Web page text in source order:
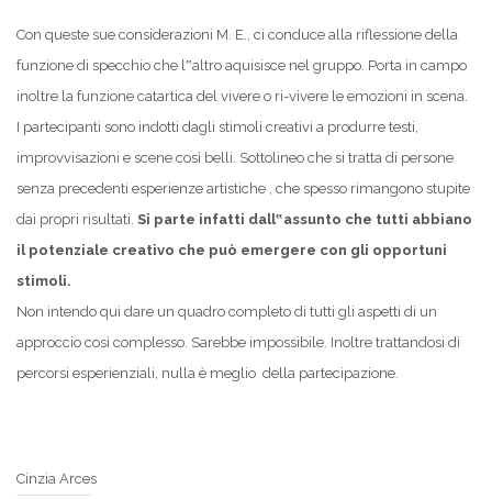
Con queste sue considerazioni M. E., ci conduce alla riflessione della
funzione di specchio che l‟altro aquisisce nel gruppo. Porta in campo
inoltre la funzione catartica del vivere o ri-vivere le emozioni in scena.
I partecipanti sono indotti dagli stimoli creativi a produrre testi,
improvvisazioni e scene così belli. Sottolineo che si tratta di persone
senza precedenti esperienze artistiche , che spesso rimangono stupite
dai propri risultati. Si parte infatti dall‟assunto che tutti abbiano
il potenziale creativo che può emergere con gli opportuni
stimoli.
Non intendo qui dare un quadro completo di tutti gli aspetti di un
approccio così complesso. Sarebbe impossibile. Inoltre trattandosi di
percorsi esperienziali, nulla è meglio della partecipazione.
Cinzia Arces